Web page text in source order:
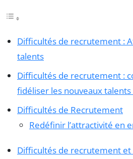
Difficultés de recrutement :
talents
Difficultés de recrutement :
fidéliser les nouveaux talents
Difficultés de Recrutement
Redéfinir l’attractivité en
Difficultés de recrutement